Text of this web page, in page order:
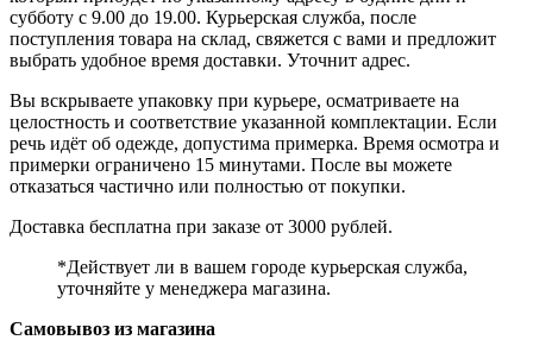
субботу с 9.00 до 19.00. Курьерская служба, после
поступления товара на склад, свяжется с вами и предложит
выбрать удобное время доставки. Уточнит адрес.
Вы вскрываете упаковку при курьере, осматриваете на
целостность и соответствие указанной комплектации. Если
речь идёт об одежде, допустима примерка. Время осмотра и
примерки ограничено 15 минутами. После вы можете
отказаться частично или полностью от покупки.
Доставка бесплатна при заказе от 3000 рублей.
*Действует ли в вашем городе курьерская служба,
уточняйте у менеджера магазина.
Самовывоз из магазина